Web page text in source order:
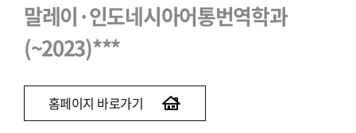
말레이·인도네시아어통번역학과
(~2023)***
홈페이지 바로가기